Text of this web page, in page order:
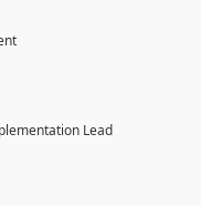
Lead